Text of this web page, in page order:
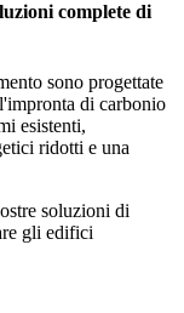
complete di
sono progettate
di carbonio
esistenti,
ridotti e una
soluzioni di
gli edifici